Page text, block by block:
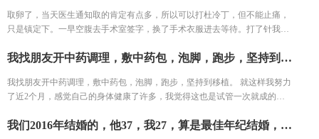
取卵了，当天医生通知取的肯定有点多，所以可以打杜冷丁，但不能止痛，
只是镇定下。一早空腹去手术室签字，换了手术衣服进去等待。打了针我就
结果出来了，取了22个，配对17个，结果冻胚5个囊胚1个。 取卵之后第三
少，可想而知多难受，短短几天，肚子如同怀孕几个月，全身鼓起来，吃不
好睡不好。 由于积液严重，直接住院治疗，期间对几种治疗的药物全部过
司买了人球白蛋白挂上，突然一晚跑了很多次厕所，第二天马上松快了许
我找朋友开中药调理，敷中药包，泡脚，跑步，坚持到移植。 就这样我努力了近2个月，感觉自己的身体健康了许多，我觉得这也是试管一次就成的重要原因之一。 好不容易熬到了11月，B超医生一看内膜只有0.6cm，劝我取消移植，其实自己之前3次促排内膜都很好，这次内膜薄可能是因为周期长，内膜还没长起来，还有对补佳乐这个药根本不吸收，所以我还是坚持移植，医生说要平常心，但我看姐妹们的分享知道成功率可能只有1成不到了。 因为医生要求移植前三天每天塞2颗黄体酮，给移植做准备，我竟然忘了1次，又吓得不行，但是我想既然都到了现在，不想浪费这么多心血，再者调理了身体之后，我对自己有信心。 医生也就没说什么，直接签了风险书，等着隔天移植。 11月30号移植当天，我紧张半天，移植竟然一点感觉都没有。移植之后我直接回家了。
我找朋友开中药调理，敷中药包，泡脚，跑步，坚持到移植。 就这样我努力
了近2个月，感觉自己的身体健康了许多，我觉得这也是试管一次就成的重
移植，其实自己之前3次促排内膜都很好，这次内膜薄可能是因为周期长，我们2016年结婚的，他37，我27，算是最佳年纪结婚，所以希望在最佳时间怀孕。这一开始，备孕检查没少做，但输卵管造影一直没有做，就在当地的医院耽搁了近一年时间，促排3次......激素药的副作用不说，浪费的时间才是最可惜的，所以第一我要提醒的是，不孕检查一定做全了，不然浪费时间查不到病因，不能对症下药。 坚持做了输卵管造影，结果左侧输卵管积水，右侧堵塞。我产科的闺蜜说可以做腹腔镜，也可以试管。但是想了了几天，我分析了自己的情况，觉得手术之后再尝试，万一没怀复发还是要去试管。再者也怕自己怀容易宫外孕，我家离三附院比较近，打算直接去三附院试管了。